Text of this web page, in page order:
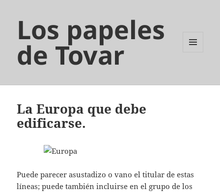
Los papeles
de Tovar
La Europa que debe
edificarse.
Puede parecer asustadizo o vano el titular de estas
líneas; puede también incluirse en el grupo de los